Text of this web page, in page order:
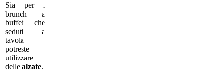
Sia per i
brunch a
buffet che
seduti a
tavola
potreste
utilizzare
delle alzate.